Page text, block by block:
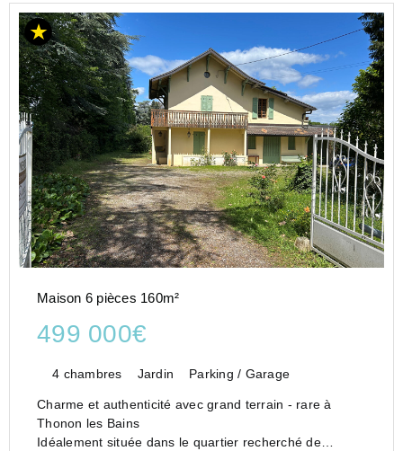
Maison 6 pièces 160m²
499 000€
4 chambres Jardin Parking / Garage
Charme et authenticité avec grand terrain - rare à
Thonon les Bains
Idéalement située dans le quartier recherché de